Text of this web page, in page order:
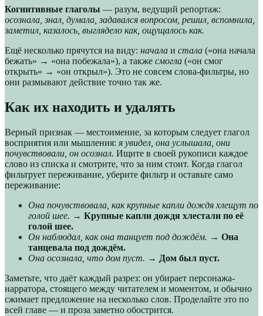
Когнитивные глаголы — разум, ведущий репортаж:
осознала, знал, думала, задавался вопросом, решил, вспомнила,
заметил, казалось, выглядело как, ощущалось как.
Ещё несколько прячутся на виду: начала и стала («она начала
бежать» → «она побежала»), а также смогла («он смог
открыть» → «он открыл»). Это не совсем слова-фильтры, но
они размывают действие точно так же.
Как их находить и удалять
Верный признак — местоимение, за которым следует глагол
восприятия или мышления: я увидел, она услышала, они
почувствовали, он осознал. Ищите в своей рукописи каждое
слово из списка и смотрите, что за ним стоит. Когда глагол
фильтрует переживание, уберите фильтр и оставьте само
переживание:
Она почувствовала, как крупные капли дождя хлещут по
голой шее. → Крупные капли дождя хлестали по её
голой шее.
Он наблюдал, как она танцует под дождём. → Она
танцевала под дождём.
Она осознала, что дом пуст. → Дом был пуст.
Заметьте, что даёт каждый разрез: он убирает персонажа-
нарратора, стоящего между читателем и моментом, и обычно
сжимает предложение на несколько слов. Проделайте это по
всей главе — и проза заметно обострится.